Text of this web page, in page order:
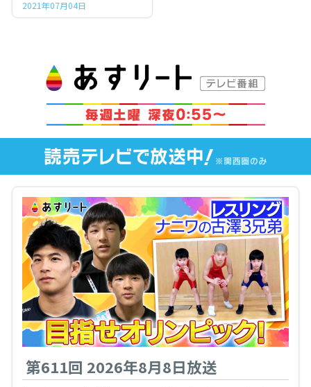
録選手で選出
2021年07月04日
第611回 2026年8月8日放送